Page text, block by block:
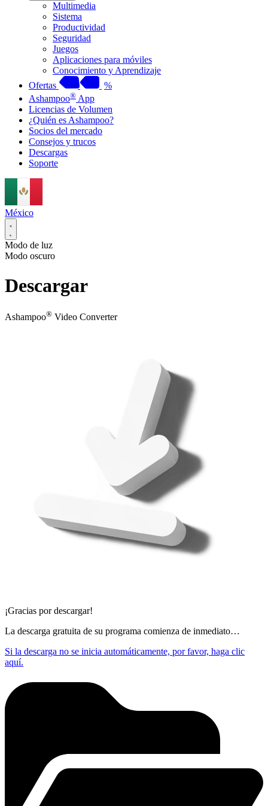
Multimedia
Sistema
Productividad
Seguridad
Juegos
Aplicaciones para móviles
Conocimiento y Aprendizaje
Ofertas
%
Ashampoo® App
Licencias de Volumen
¿Quién es Ashampoo?
Socios del mercado
Consejos y trucos
Descargas
Soporte
México
Modo de luz
Modo oscuro
Descargar
Ashampoo® Video Converter
¡Gracias por descargar!
La descarga gratuita de su programa comienza de inmediato…
Si la descarga no se inicia automáticamente, por favor, haga clic
aquí.